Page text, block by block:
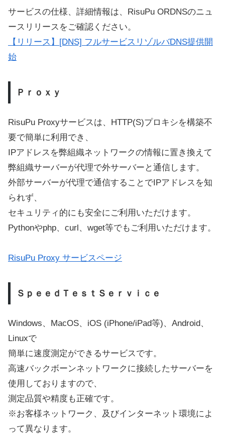
サービスの仕様、詳細情報は、RisuPu ORDNSのニュ
ースリリースをご確認ください。
【リリース】[DNS] フルサービスリゾルバDNS提供開
始
Ｐｒｏｘｙ
RisuPu Proxyサービスは、HTTP(S)プロキシを構築不
要で簡単に利用でき、
IPアドレスを弊組織ネットワークの情報に置き換えて
弊組織サーバーが代理で外サーバーと通信します。
外部サーバーが代理で通信することでIPアドレスを知
られず、
セキュリティ的にも安全にご利用いただけます。
Pythonやphp、curl、wget等でもご利用いただけます。
RisuPu Proxy サービスページ
ＳｐｅｅｄＴｅｓｔＳｅｒｖｉｃｅ
Windows、MacOS、iOS (iPhone/iPad等)、Android、
Linuxで
簡単に速度測定ができるサービスです。
高速バックボーンネットワークに接続したサーバーを
使用しておりますので、
測定品質や精度も正確です。
※お客様ネットワーク、及びインターネット環境によ
って異なります。